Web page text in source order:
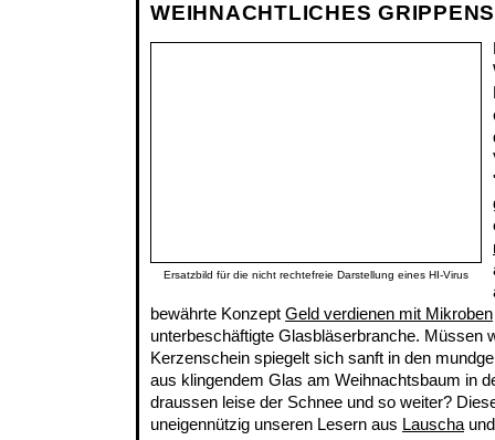
WEIHNACHTLICHES
Ersatzbild für die nicht rechtefreie Darstellung eines HI-Virus
bewährte Konzept Geld verdienen mit Mikroben
unterbeschäftigte Glasbläserbranche. Müssen
Kerzenschein spiegelt sich sanft in den
aus klingendem Glas am Weihnachtsbaum in
draussen leise der Schnee und so weiter?
uneigennützig unseren Lesern aus Lauscha